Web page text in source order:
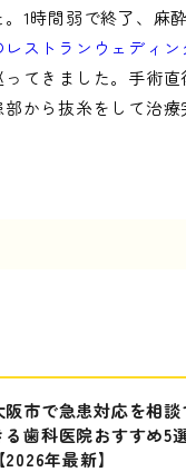
1時間弱で終了、麻
レストランウェディ
てきました。手術
から抜糸をして治療
阪市で急患対応を相談
る歯科医院おすすめ5
【2026年最新】